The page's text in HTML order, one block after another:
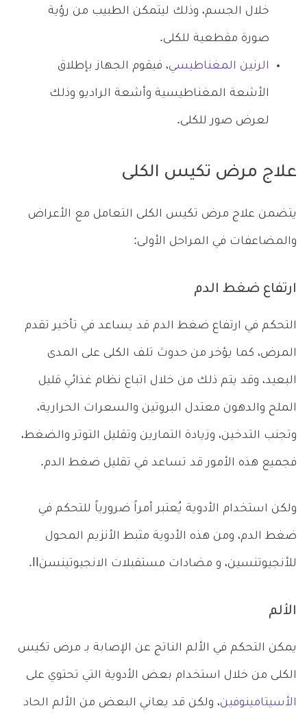
خلال الجسم، وذلك ليتمكن الطبيب من رؤية
صورة مقطعية للكلى.
الرنين المغناطيسي، فيقوم الجهاز بإطلاق
الأشعة المغناطيسية وأشعة الراديو وذلك
لعرض صور للكلى.
علاج مرض تكيس الكلى
يتضمن علاج مرض تكيس الكلى التعامل مع الأعراض
والمضاعفات في المراحل الأولى:
ارتفاع ضغط الدم
التحكم في ارتفاع ضغط الدم قد يساعد في تأخير تقدم
المرض، كما يؤخر من حدوث تلف الكلى على المدى
البعيد، وقد يتم ذلك من خلال اتباع نظام غذائي قليل
الملح والدهون معتدل البروتين والسعرات الحرارية،
وتجنب التدخين، وزيادة التمارين وتقليل التوتر والضغط،
فجميع هذه الأمور قد تساعد في تقليل ضغط الدم.
ولكن استخدام الأدوية يُعتبر أمراً ضرورياً للتحكم في
ضغط الدم، ومن هذه الأدوية مثبط الأنزيم المحول
للأنجيوتنسين، و مضادات مستقبلات الانجيوتينسنII.
الألم
يمكن التحكم في الألم الناتج عن الإصابة بـ مرض تكيس
الكلى من خلال استخدام بعض الأدوية التي تحتوي على
الأسيتامينوفين، ولكن قد يعاني البعض من الألم الحاد